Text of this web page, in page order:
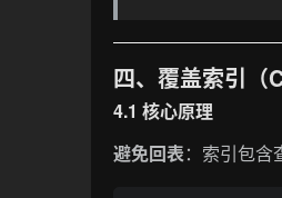
四、覆盖索引（
4.1 核心原理
避免回表：索引包含